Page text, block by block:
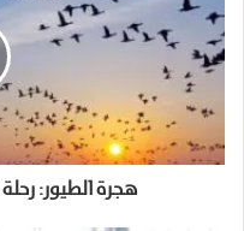
هجرة الطيور: رحلة